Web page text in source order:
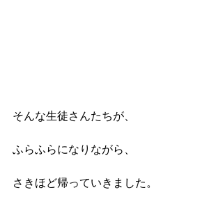
そんな生徒さんたちが、
ふらふらになりながら、
さきほど帰っていきました。